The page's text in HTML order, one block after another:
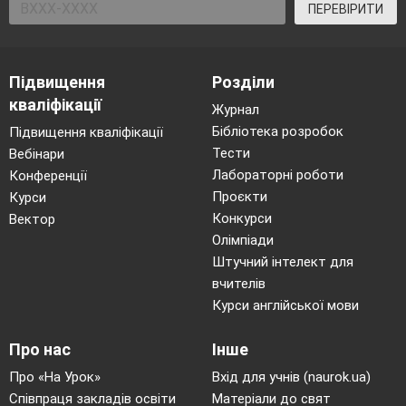
Д) збірник заонів франків «Салічна
міста Флоренція;
Є) Коран – священна книга мусульман.
V.Підсумок уроку
Отже, на сьогоднішньому уроці ми з вами
розглянули початок середньовіччя та джерела
його вивчення.
Що Вам найбільше запам’яталося?
підручника
2. Написати твір-роздум «Історія середніх віків
в житті сучасної людини» у якому необхідно
ПЕРЕВІРИТИ
Підвищення
кваліфікації
Підвищення кваліфікації
Вебінари
Конференції
Курси
Вектор
Розділи
Журнал
Бібліотека розробок
Тести
Лабораторні роботи
Проєкти
Конкурси
Олімпіади
Штучний інтелект для
вчителів
Курси англійської мови
Про нас
Про «На Урок»
Співпраця закладів освіти
Інше
Вхід для учнів (naurok.ua)
Матеріали до свят